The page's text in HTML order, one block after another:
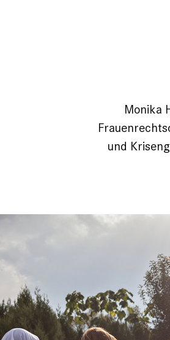
Monika
und